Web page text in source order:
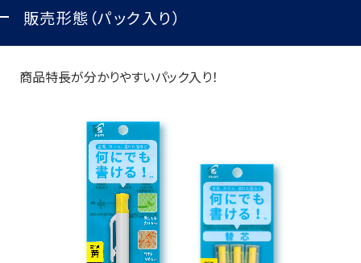
プレスリリース・新製品情報
採用情報
サポート
よくある質問
販売形態（パック入り）
商品特長が分かりやすいパック入り！